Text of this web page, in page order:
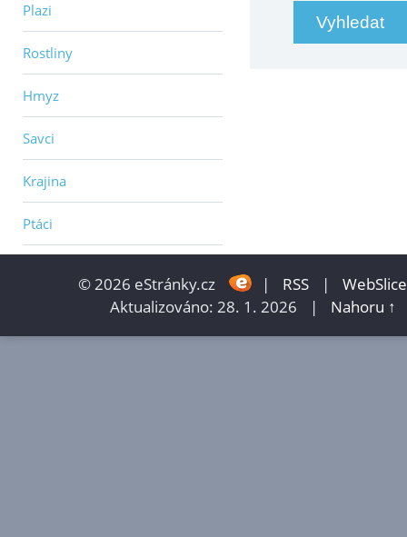
Plazi
Rostliny
Hmyz
Savci
Krajina
Ptáci
© 2026 eStránky.cz | RSS |
WebSlice
Aktualizováno: 28. 1. 2026
| Nahoru ↑